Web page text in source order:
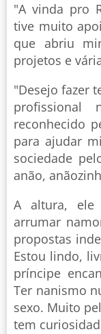
"A vinda pro
tive muito
que abriu
projetos e
"Desejo fazer
profissional
reconhecido
para ajudar
sociedade
anão,
A altura, ele
arrumar
propostas
Estou lindo,
príncipe
Ter nanismo
sexo. Muito
tem